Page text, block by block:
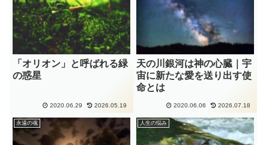
「オリオン」と呼ばれる緑
の惑星
2020.06.29 2026.05.19
天の川銀河は神の心臓｜宇
宙に新たな愛を送り出す使
命とは
2020.06.06 2026.07.18
永遠の魂 人生の悩み